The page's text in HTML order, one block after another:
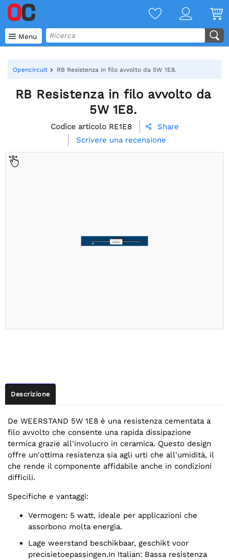
 Menu
Opencircuit RB Resistenza in filo avvolto da 5W 1E8.
RB Resistenza in filo avvolto da
5W 1E8.
Codice articolo RE1E8 
Share
Scrivere una recensione
Descrizione
De WEERSTAND 5W 1E8 è una resistenza cementata a
filo avvolto che consente una rapida dissipazione
termica grazie all'involucro in ceramica. Questo design
offre un'ottima resistenza sia agli urti che all'umidità, il
che rende il componente affidabile anche in condizioni
difficili.
Specifiche e vantaggi:
Vermogen: 5 watt, ideale per applicazioni che
assorbono molta energia.
Lage weerstand beschikbaar, geschikt voor
precisietoepassingen.In Italian: Bassa resistenza